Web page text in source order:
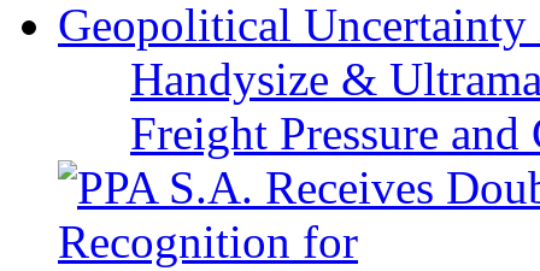
Handysize &
Freight Pressure